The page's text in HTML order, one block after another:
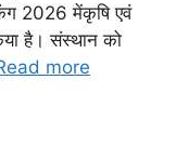
2026 मेंकृषि एवं
है। संस्थान को
more